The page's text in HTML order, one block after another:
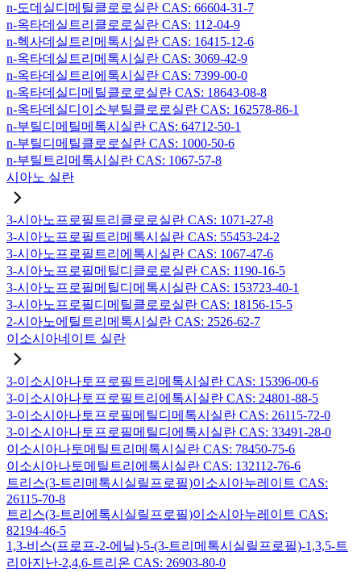
n-도데실디메틸클로로실란 CAS: 66604-31-7
n-옥타데실트리클로로실란 CAS: 112-04-9
n-헥사데실트리메톡시실란 CAS: 16415-12-6
n-옥타데실트리메톡시실란 CAS: 3069-42-9
n-옥타데실트리에톡시실란 CAS: 7399-00-0
n-옥타데실디메틸클로로실란 CAS: 18643-08-8
n-옥타데실디이소부틸클로로실란 CAS: 162578-86-1
n-부틸디메틸메톡시실란 CAS: 64712-50-1
n-부틸디메틸클로로실란 CAS: 1000-50-6
n-부틸트리메톡시실란 CAS: 1067-57-8
시아노 실란
3-시아노프로필트리클로로실란 CAS: 1071-27-8
3-시아노프로필트리메톡시실란 CAS: 55453-24-2
3-시아노프로필트리에톡시실란 CAS: 1067-47-6
3-시아노프로필메틸디클로로실란 CAS: 1190-16-5
3-시아노프로필메틸디메톡시실란 CAS: 153723-40-1
3-시아노프로필디메틸클로로실란 CAS: 18156-15-5
2-시아노에틸트리메톡시실란 CAS: 2526-62-7
이소시아네이트 실란
3-이소시아나토프로필트리메톡시실란 CAS: 15396-00-6
3-이소시아나토프로필트리에톡시실란 CAS: 24801-88-5
3-이소시아나토프로필메틸디메톡시실란 CAS: 26115-72-0
3-이소시아나토프로필메틸디에톡시실란 CAS: 33491-28-0
이소시아나토메틸트리메톡시실란 CAS: 78450-75-6
이소시아나토메틸트리에톡시실란 CAS: 132112-76-6
트리스(3-트리메톡시실릴프로필)이소시아누레이트 CAS:
26115-70-8
트리스(3-트리에톡시실릴프로필)이소시아누레이트 CAS:
82194-46-5
1,3-비스(프로프-2-에닐)-5-(3-트리메톡시실릴프로필)-1,3,5-트
리아지난-2,4,6-트리온 CAS: 26903-80-0